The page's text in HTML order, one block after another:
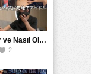
Sima Nedir ve Nasıl Oluşur
2